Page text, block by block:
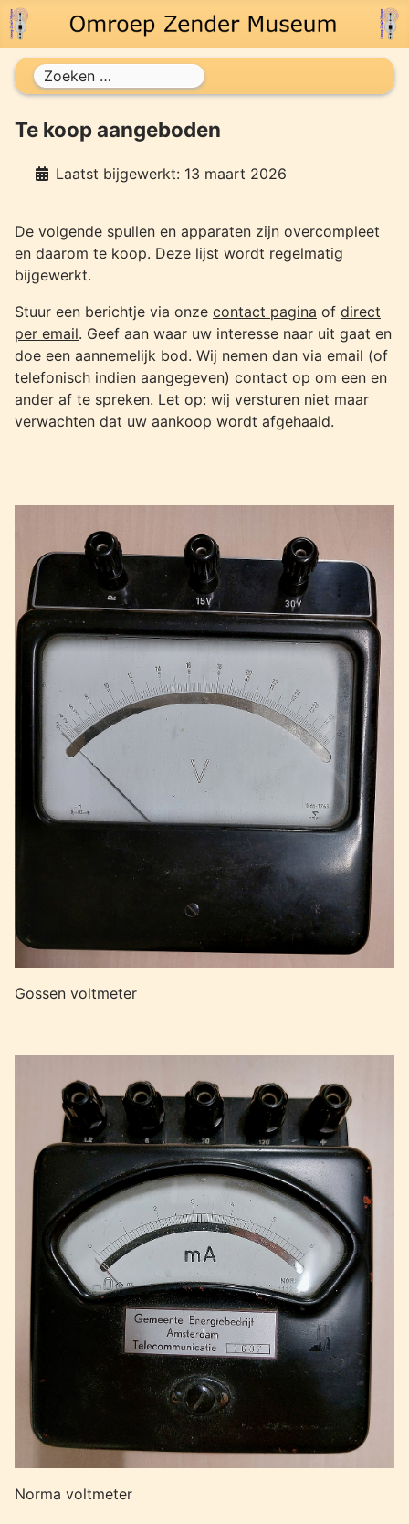
Zoeken
Te koop aangeboden
Laatst bijgewerkt: 13 maart 2026
De volgende spullen en apparaten zijn overcompleet
en daarom te koop. Deze lijst wordt regelmatig
bijgewerkt.
Stuur een berichtje via onze contact pagina of direct
per email. Geef aan waar uw interesse naar uit gaat en
doe een aannemelijk bod. Wij nemen dan via email (of
telefonisch indien aangegeven) contact op om een en
ander af te spreken. Let op: wij versturen niet maar
verwachten dat uw aankoop wordt afgehaald.
Gossen voltmeter
Norma voltmeter